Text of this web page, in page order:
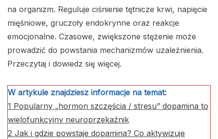
na organizm. Reguluje ciśnienie tętnicze krwi, napięcie
mięśniowe, gruczoły endokrynne oraz reakcje
emocjonalne. Czasowe, zwiększone stężenie może
prowadzić do powstania mechanizmów uzależnienia.
Przeczytaj i dowiedz się więcej.
W artykule znajdziesz informacje na temat:
1 Popularny „hormon szczęścia / stresu” dopamina to
wielofunkcyjny neuroprzekaźnik
2 Jak i gdzie powstaje dopamina? Co aktywizuje